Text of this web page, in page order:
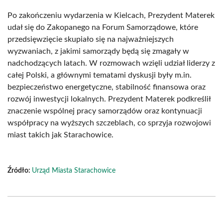
Po zakończeniu wydarzenia w Kielcach, Prezydent Materek
udał się do Zakopanego na Forum Samorządowe, które
przedsięwzięcie skupiało się na najważniejszych
wyzwaniach, z jakimi samorządy będą się zmagały w
nadchodzących latach. W rozmowach wzięli udział liderzy z
całej Polski, a głównymi tematami dyskusji były m.in.
bezpieczeństwo energetyczne, stabilność finansowa oraz
rozwój inwestycji lokalnych. Prezydent Materek podkreślił
znaczenie wspólnej pracy samorządów oraz kontynuacji
współpracy na wyższych szczeblach, co sprzyja rozwojowi
miast takich jak Starachowice.
Źródło: Urząd Miasta Starachowice